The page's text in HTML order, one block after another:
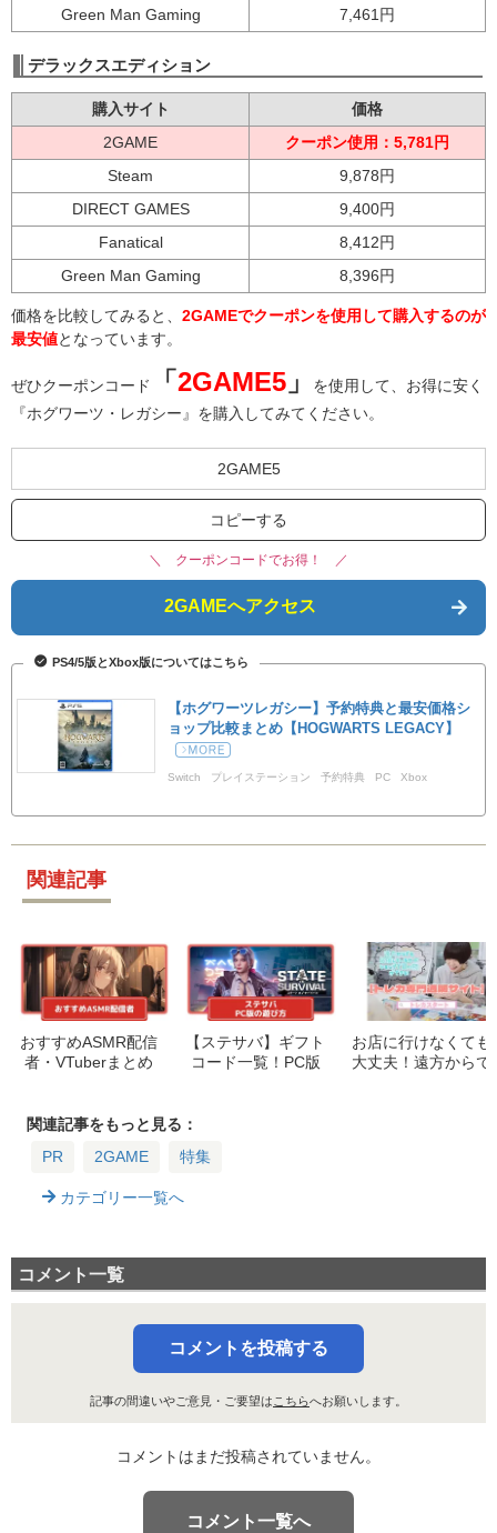
Green Man Gaming
7,461円
デラックスエディション
購入サイト
価格
2GAME
クーポン使用：5,781円
Steam
9,878円
DIRECT GAMES
9,400円
Fanatical
8,412円
Green Man Gaming
8,396円
価格を比較してみると、 2GAMEでクーポンを使用して購入するのが
最安値となっています。
ぜひクーポンコード 「 2GAME5 」
を使用して、お得に安く
『ホグワーツ・レガシー』を購入してみてください。
2GAME5
コピーする
＼ クーポンコードでお得！ ／
2GAMEへアクセス
PS4/5版とXbox版についてはこちら
【ホグワーツレガシー】予約特典と最安価格シ
ョップ比較まとめ【HOGWARTS LEGACY】
Switch プレイステーション 予約特典 PC Xbox
関連記事
おすすめASMR配信
者・VTuberまとめ
【ステサバ】ギフト
コード一覧！PC版
ート・オブ・サバイ
お店に行けなくても
大丈夫！遠方からで
関連記事をもっと見る：
PR
2GAME 特集
カテゴリー一覧へ
コメント一覧
コメントを投稿する
記事の間違いやご意見・ご要望は こちらへお願いします。
コメントはまだ投稿されていません。
コメント一覧へ